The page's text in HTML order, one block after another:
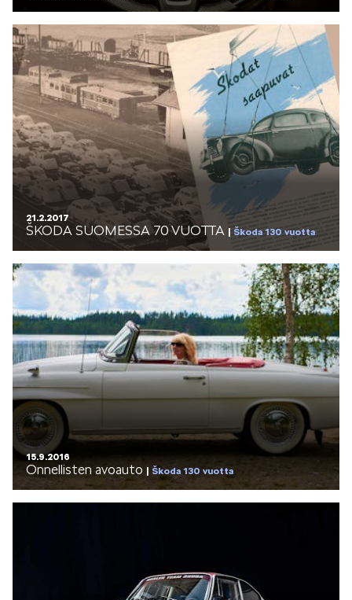
21.2.2017
ŠKODA SUOMESSA 70 VUOTTA Škoda 130 vuotta
15.9.2016
Onnellisten avoauto Škoda 130 vuotta